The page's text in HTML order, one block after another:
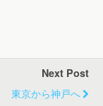
Next Post
東京から神戸へ